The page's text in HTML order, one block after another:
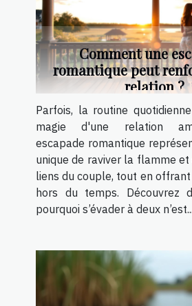
Comment une
romantique peut
relation ?
Parfois, la routine
magie d'une relation
escapade romantique
unique de raviver la flamme
liens du couple, tout en
hors du temps. Découvrez
pourquoi s’évader à deux n’est...